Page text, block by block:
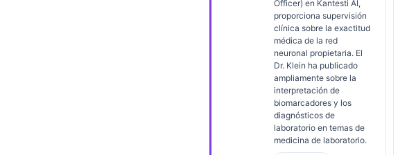
Officer) en Kantesti AI,
proporciona supervisión
clínica sobre la exactitud
médica de la red
neuronal propietaria. El
Dr. Klein ha publicado
ampliamente sobre la
interpretación de
biomarcadores y los
diagnósticos de
laboratorio en temas de
medicina de laboratorio.